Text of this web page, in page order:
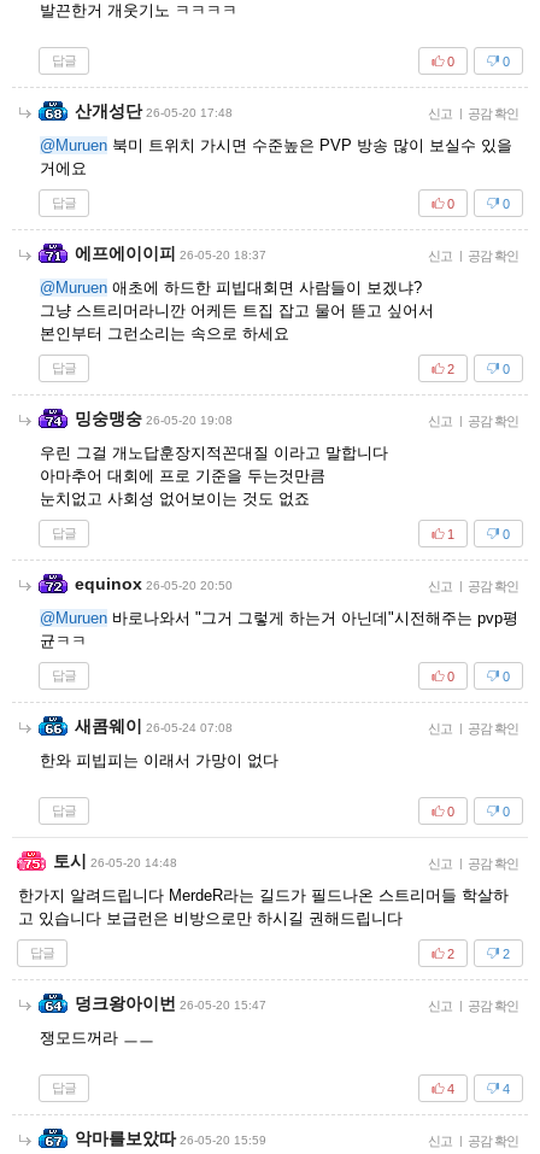
발끈한거 개웃기노 ㅋㅋㅋㅋ
답글 0
0
산개성단 26-05-20 17:48 신고 공감 확인
@Muruen 북미 트위치 가시면 수준높은 PVP 방송 많이 보실수 있을
거에요
답글 0
0
에프에이이피 26-05-20 18:37 신고 공감 확인
@Muruen 애초에 하드한 피빕대회면 사람들이 보겠냐?
그냥 스트리머라니깐 어케든 트집 잡고 물어 뜯고 싶어서
본인부터 그런소리는 속으로 하세요
답글 0
2
밍숭맹숭 26-05-20 19:08 신고 공감 확인
우린 그걸 개노답훈장지적꼰대질 이라고 말합니다
아마추어 대회에 프로 기준을 두는것만큼
눈치없고 사회성 없어보이는 것도 없죠
답글 0
1
equinox 26-05-20 20:50 신고 공감 확인
@Muruen 바로나와서 "그거 그렇게 하는거 아닌데"시전해주는 pvp평
균ㅋㅋ
답글 0
0
새콤웨이 26-05-24 07:08 신고 공감 확인
한와 피빕피는 이래서 가망이 없다
답글 0
0
토시 26-05-20 14:48 신고 공감 확인
한가지 알려드립니다 MerdeR라는 길드가 필드나온 스트리머들 학살하
고 있습니다 보급런은 비방으로만 하시길 권해드립니다
답글 2
2
덩크왕아이번 26-05-20 15:47 신고 공감 확인
쟁모드꺼라 ㅡㅡ
답글 4
4
악마를보았따 26-05-20 15:59 신고 공감 확인